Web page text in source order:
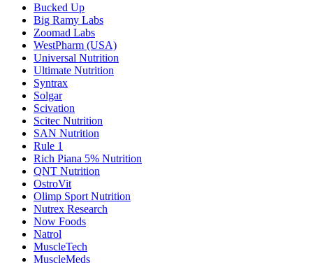
Bucked Up
Big Ramy Labs
Zoomad Labs
WestPharm (USA)
Universal Nutrition
Ultimate Nutrition
Syntrax
Solgar
Scivation
Scitec Nutrition
SAN Nutrition
Rule 1
Rich Piana 5% Nutrition
QNT Nutrition
OstroVit
Olimp Sport Nutrition
Nutrex Research
Now Foods
Natrol
MuscleTech
MuscleMeds